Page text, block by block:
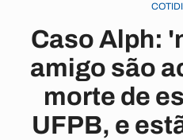
Caso Alph:
amigo são
morte de
UFPB, e